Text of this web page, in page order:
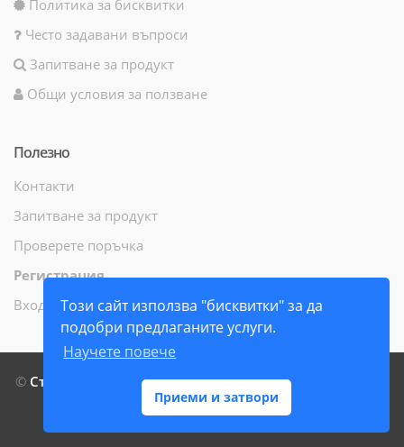
Този сайт използва "бисквитки" за да
подобри предлаганите услуги.
Научете повече
Приеми и затвори
Политика за бисквитки
Често задавани въпроси
Запитване за продукт
Общи условия за ползване
Полезно
Контакти
Запитване за продукт
Проверете поръчка
Регистрация
Вход
© СтамилиБук ЕООД- Всички права запазени - 2014 г. -
2026 г.